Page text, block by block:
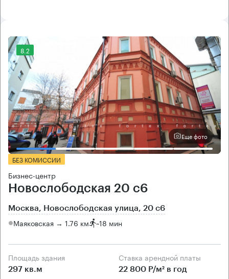
8.2
Еще фото
БЕЗ КОМИССИИ
Бизнес-центр
Новослободская 20 с6
Москва, Новослободская улица, 20 с6
Маяковская → 1.76 км ~18 мин
Площадь здания
297 кв.м
Ставка арендной платы
22 800 Р/м² в год